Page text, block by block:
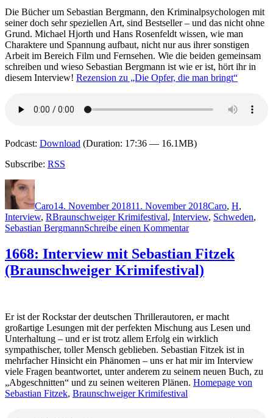
Die Bücher um Sebastian Bergmann, den Kriminalpsychologen mit
seiner doch sehr speziellen Art, sind Bestseller – und das nicht ohne
Grund. Michael Hjorth und Hans Rosenfeldt wissen, wie man
Charaktere und Spannung aufbaut, nicht nur aus ihrer sonstigen
Arbeit im Bereich Film und Fernsehen. Wie die beiden gemeinsam
schreiben und wieso Sebastian Bergmann ist wie er ist, hört ihr in
diesem Interview! Rezension zu „Die Opfer, die man bringt“
Podcast: Download (Duration: 17:36 — 16.1MB)
Subscribe: RSS
Autor
Caro14. November 201811. November 2018Caro, H,
Interview, RSchlagwörter
Braunschweiger Krimifestival, Interview, Schweden,
Sebastian BergmannSchreibe einen Kommentarzu
Interview
mit
Hjorth
Krimifestival)
1668: Interview mit Sebastian Fitzek
(Braunschweiger Krimifestival)
Er ist der Rockstar der deutschen Thrillerautoren, er macht
großartige Lesungen mit der perfekten Mischung aus Lesen und
Unterhaltung – und er ist trotz allem Erfolg ein wirklich
sympathischer, toller Mensch geblieben. Sebastian Fitzek ist in
mehrfacher Hinsicht ein Phänomen – uns er hat mir im Interview
viele Fragen beantwortet, unter anderem zu seinem neuen Buch, zu
„Abgeschnitten“ und zu seinen weiteren Plänen. Homepage von
Sebastian Fitzek, Braunschweiger Krimifestival